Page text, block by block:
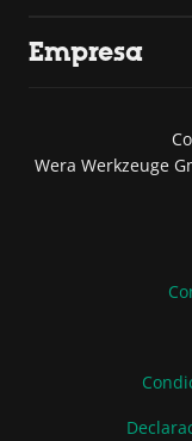
Empresa
Wera Werkzeuge